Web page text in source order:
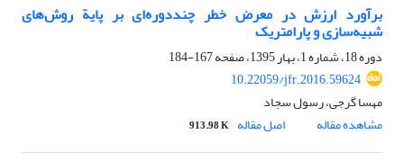
برآورد ارزش در معرض خطر چنددوره‌ای بر پایة روش‌های
شبیه‌‌سازی و پارامتریک
دوره 18، شماره 1، بهار 1395، صفحه
167-184
10.22059/jfr.2016.59624
مهسا گرجی، رسول سجاد
مشاهده مقاله
اصل مقاله 913.98 K